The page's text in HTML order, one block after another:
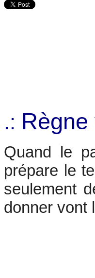
.: Règne
Quand le
prépare le
seulement
donner vont